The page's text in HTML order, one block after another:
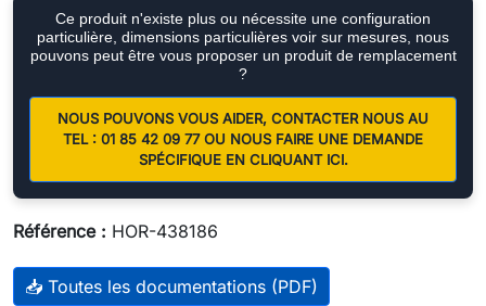
Ce produit n'existe plus ou nécessite une configuration
particulière, dimensions particulières voir sur mesures, nous
pouvons peut être vous proposer un produit de remplacement
?
NOUS POUVONS VOUS AIDER, CONTACTER NOUS AU
TEL : 01 85 42 09 77 OU NOUS FAIRE UNE DEMANDE
SPÉCIFIQUE EN CLIQUANT ICI.
Référence : HOR-438186
📥 Toutes les documentations (PDF)